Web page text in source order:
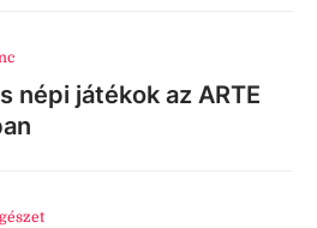
népi játékok az ARTE